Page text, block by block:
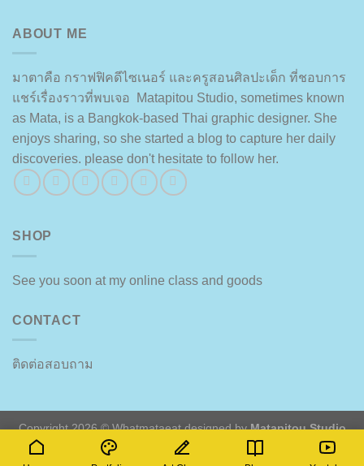
ABOUT ME
มาตาคือ กราฟฟิคดีไซเนอร์ และครูสอนศิลปะเด็ก ที่ชอบการ
แชร์เรื่องราวที่พบเจอ Matapitou Studio, sometimes known
as Mata, is a Bangkok-based Thai graphic designer. She
enjoys sharing, so she started a blog to capture her daily
discoveries. please don't hesitate to follow her.
SHOP
See you soon at my online class and goods
CONTACT
ติดต่อสอบถาม
Copyright 2026 © Whatmataeat designed byMatapitou Studio
🍒